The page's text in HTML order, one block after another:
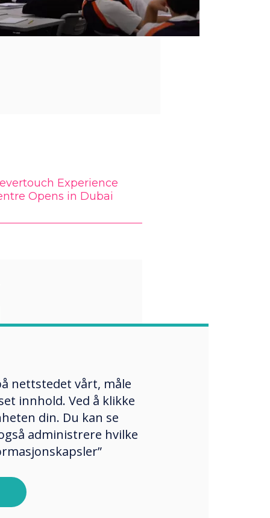
Experience
Opens in Dubai
teachers
with the
nettstedet vårt, måle
innhold. Ved å klikke
din. Du kan se
administrere hvilke